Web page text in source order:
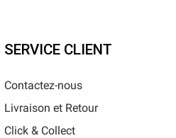
SERVICE CLIENT
Contactez-nous
Livraison et Retour
Click & Collect